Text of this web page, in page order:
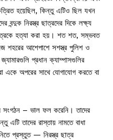
হয়েছিল, কিন্তু এটিও ছিল যখন
বন্দুক নিরস্ত্র ছাত্রদের দিকে লক্ষ্য
হত্যা করা হয়। শত শত, সম্ভবত
শহরের আশেপাশে সশস্ত্র পুলিশ ও
প্রধান ক্যাম্পাসগুলির
একে অপরের সাথে যোগাযোগ করতে বা
সংগঠন – ভাল ফল করেনি। তাদের
এটি তাদের রাস্তায় নামতে বাধা
প্রস্তুত — নিরস্ত্র ছাত্র